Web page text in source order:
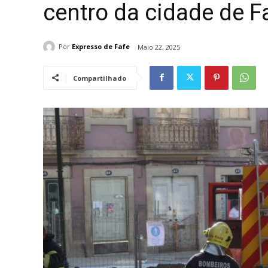
centro da cidade de
Por Expresso de Fafe Maio 22, 2025
Compartilhado